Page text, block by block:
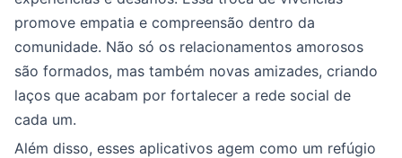
promove empatia e compreensão dentro da
comunidade. Não só os relacionamentos amorosos
são formados, mas também novas amizades, criando
laços que acabam por fortalecer a rede social de
cada um.
Além disso, esses aplicativos agem como um refúgio